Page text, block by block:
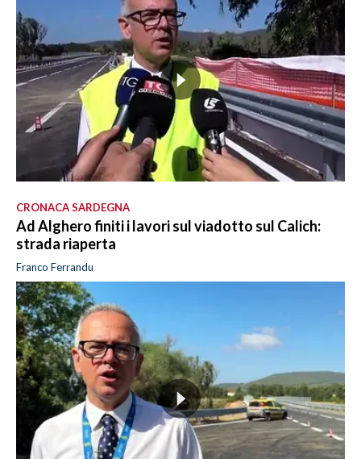
CRONACA SARDEGNA
Ad Alghero finiti i lavori sul viadotto sul Calich:
strada riaperta
Franco Ferrandu